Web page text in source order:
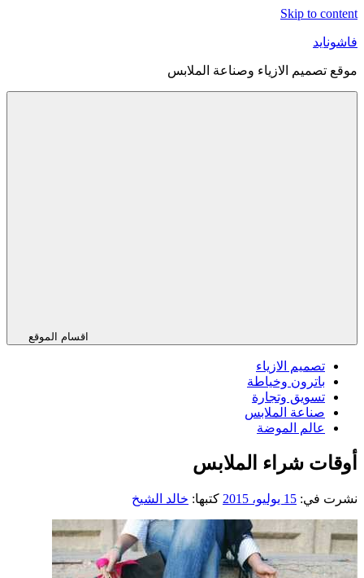
Skip to content
فاشونايد
موقع تصميم الازياء وصناعة الملابس
اقسام الموقع
تصميم الازياء
باترون وخياطة
تسويق وتجارة
صناعة الملابس
عالم الموضة
أوقات شراء الملابس
نشرت في: 15 يوليو، 2015 كتبها: خالد الشيخ